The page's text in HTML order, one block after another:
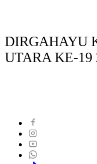
DIRGAHAYU
UTARA KE-19